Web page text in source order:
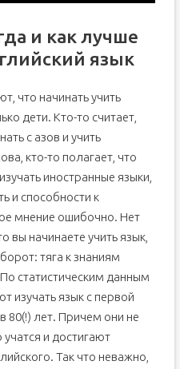
и как лучше
язык
что начинать учить
дети. Кто-то считает,
с азов и учить
кто-то полагает, что
иностранные языки,
и способности к
мнение ошибочно. Нет
вы начинаете учить язык,
тяга к знаниям
статистическим данным
изучать язык с первой
80(!) лет. Причем они не
и достигают
Так что неважно,